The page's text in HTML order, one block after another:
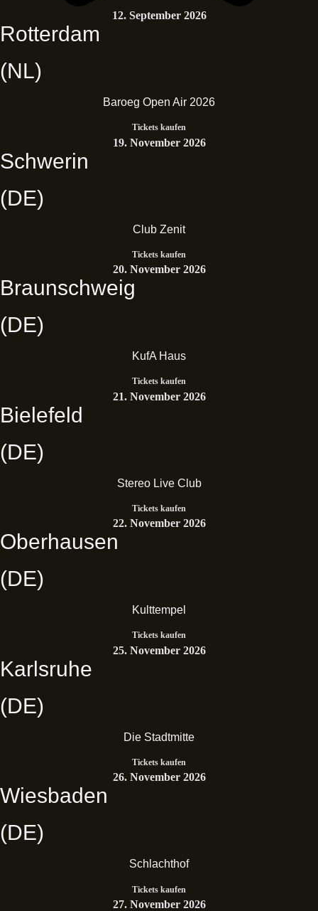
12. September 2026
Rotterdam
(NL)
Baroeg Open Air 2026
Tickets kaufen
19. November 2026
Schwerin
(DE)
Club Zenit
Tickets kaufen
20. November 2026
Braunschweig
(DE)
KufA Haus
Tickets kaufen
21. November 2026
Bielefeld
(DE)
Stereo Live Club
Tickets kaufen
22. November 2026
Oberhausen
(DE)
Kulttempel
Tickets kaufen
25. November 2026
Karlsruhe
(DE)
Die Stadtmitte
Tickets kaufen
26. November 2026
Wiesbaden
(DE)
Schlachthof
Tickets kaufen
27. November 2026